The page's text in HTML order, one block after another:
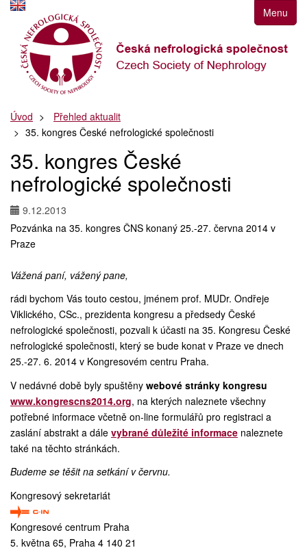
k
navigaci
Přejít
obsah
k
postrannímu
Klávesové
zkratky
Menu
Úvod
Přehled aktualit
35. kongres České nefrologické společnosti
35. kongres České
nefrologické společnosti
9.12.2013
Pozvánka na 35. kongres ČNS konaný 25.-27. června 2014 v
Praze
Vážená paní, vážený pane,
rádi bychom Vás touto cestou, jménem prof. MUDr. Ondřeje
Viklického, CSc., prezidenta kongresu a předsedy České
nefrologické společnosti, pozvali k účasti na 35. Kongresu České
nefrologické společnosti, který se bude konat v Praze ve dnech
25.-27. 6. 2014 v Kongresovém centru Praha.
V nedávné době byly spuštěny webové stránky kongresu
www.kongrescns2014.org, na kterých naleznete všechny
potřebné informace včetně on-line formulářů pro registraci a
zaslání abstrakt a dále vybrané důležité informace naleznete
také na těchto stránkách.
Budeme se těšit na setkání v červnu.
Kongresový sekretariát
Kongresové centrum Praha
5. května 65, Praha 4 140 21